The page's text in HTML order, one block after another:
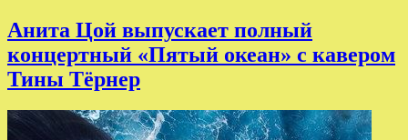
Анита Цой выпускает полный
концертный «Пятый океан» с кавером
Тины Тёрнер